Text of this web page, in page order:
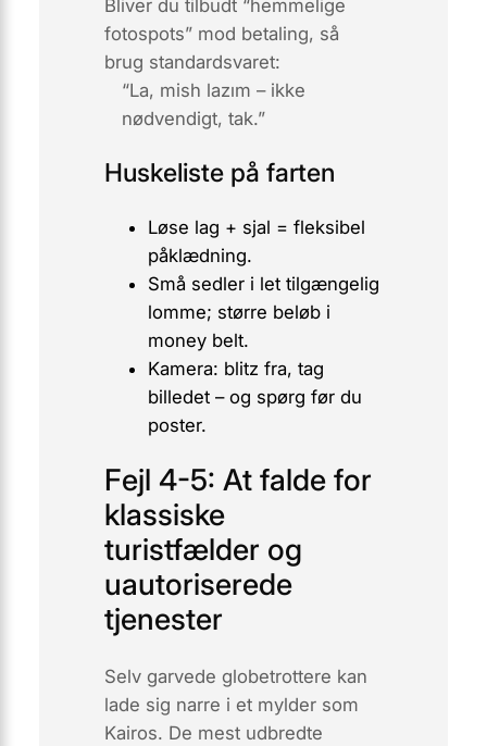
Bliver du tilbudt “hemmelige
fotospots” mod betaling, så
brug standardsvaret:
“La, mish lazım – ikke
nødvendigt, tak.”
Huskeliste på farten
Løse lag + sjal = fleksibel
påklædning.
Små sedler i let tilgængelig
lomme; større beløb i
money belt.
Kamera: blitz fra, tag
billedet – og spørg før du
poster.
Fejl 4-5: At falde for
klassiske
turistfælder og
uautoriserede
tjenester
Selv garvede globetrottere kan
lade sig narre i et mylder som
Kairos. De mest udbredte